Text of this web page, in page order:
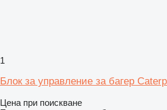
1
Блок за управление за багер
Цена при поискване